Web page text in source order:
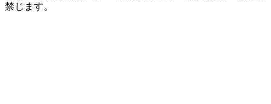
禁じます。